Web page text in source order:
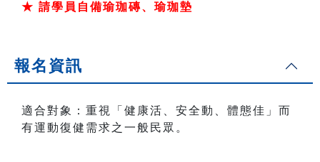
★ 請學員自備瑜珈磚、瑜珈墊
報名資訊
適合對象：重視「健康活、安全動、體態佳」而
有運動復健需求之一般民眾。